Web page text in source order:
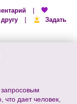
|
|
Задать
что дает человек,